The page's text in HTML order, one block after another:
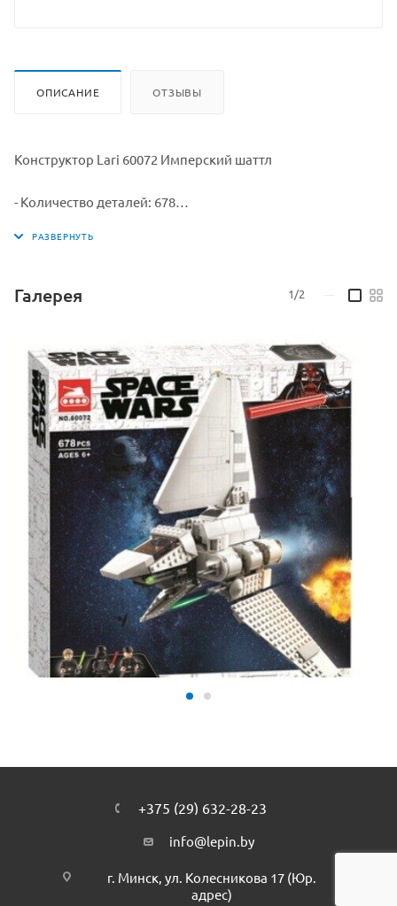
ОПИСАНИЕ ОТЗЫВЫ
Конструктор Lari 60072 Имперский шаттл
- Количество деталей: 678
- Размер упаковки: 38*38*8 см
- Звездный истребитель-разведчик: высота - 5 см, длина - 8
см, ширина - 9 см
- в наборе 3 минифигурки
- производитель: Lari Bela;
- для детей от 6 лет.
Галерея 1/2
+375 (29) 632-28-23
info@lepin.by
г. Минск, ул. Колесникова 17 (Юр.
адрес)